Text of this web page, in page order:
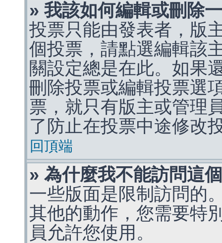
» 我該如何編輯或刪除
投票只能由發表者，版
個投票，請點選編輯該
關設定總是在此。如果
刪除投票或編輯投票選
票，就只有版主或管理
了防止在投票中途修改
回頂端
» 為什麼我不能訪問這
一些版面是限制訪問的
其他的動作，您需要特
員允許您使用。